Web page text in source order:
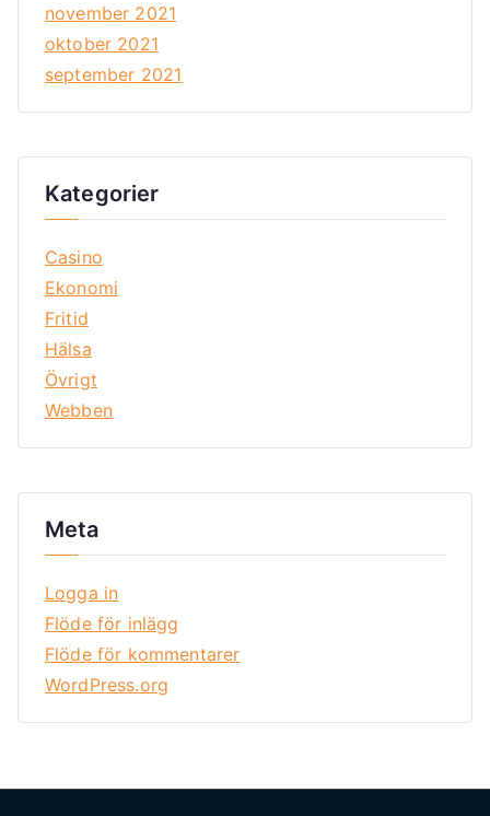
november 2021
oktober 2021
september 2021
Kategorier
Casino
Ekonomi
Fritid
Hälsa
Övrigt
Webben
Meta
Logga in
Flöde för inlägg
Flöde för kommentarer
WordPress.org